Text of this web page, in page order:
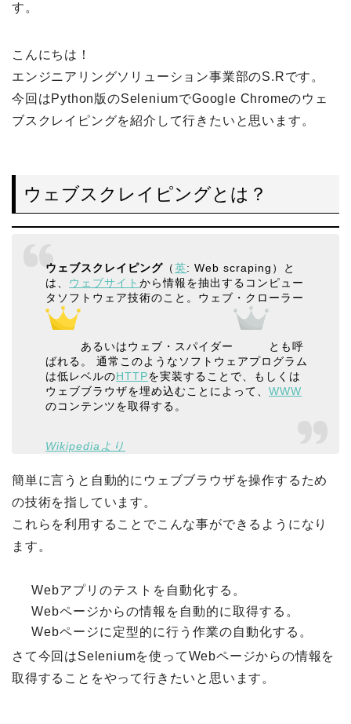
す。
こんにちは！
エンジニアリングソリューション事業部のS.Rです。
今回はPython版のSeleniumでGoogle Chromeのウェ
ブスクレイピングを紹介して行きたいと思います。
ウェブスクレイピングとは？
ウェブスクレイピング （英: Web scraping）と
は、 ウェブサイトから情報を抽出するコンピュー
タソフトウェア技術のこと。ウェブ・クローラー
あるいはウェブ・スパイダー
とも呼
ばれる。 通常このようなソフトウェアプログラム
は低レベルのHTTPを実装することで、もしくは
ウェブブラウザを埋め込むことによって、WWW
のコンテンツを取得する。
Wikipediaより
簡単に言うと自動的にウェブブラウザを操作するため
の技術を指しています。
これらを利用することでこんな事ができるようになり
ます。
Webアプリのテストを自動化する。
Webページからの情報を自動的に取得する。
Webページに定型的に行う作業の自動化する。
さて今回はSeleniumを使ってWebページからの情報を
取得することをやって行きたいと思います。